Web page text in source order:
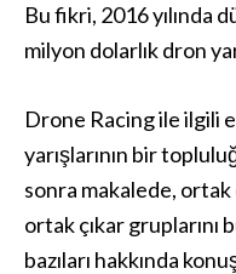
Bu fikri, 2016 yılında
milyon dolarlık dron
Drone Racing ile ilgili
yarışlarının bir
sonra makalede, ortak
ortak çıkar gruplarını
bazıları hakkında